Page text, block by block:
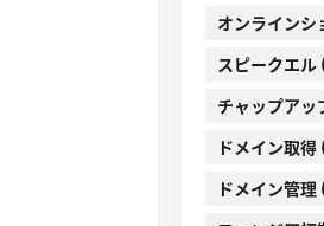
オンラインシ
スピークエル
チャップアッ
ドメイン取得
ドメイン管理